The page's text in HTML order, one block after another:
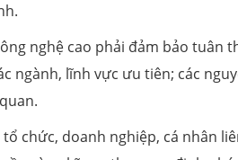
nghệ cao phải đảm bảo tuân
ngành, lĩnh vực ưu tiên; các
chức, doanh nghiệp, cá nhân